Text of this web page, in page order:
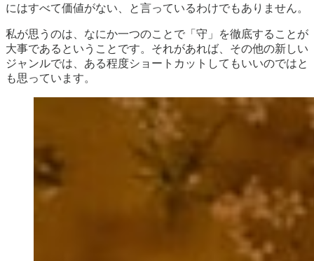
にはすべて価値がない、と言っているわけでもありません。
私が思うのは、なにか一つのことで「守」を徹底することが
大事であるということです。それがあれば、その他の新しい
ジャンルでは、ある程度ショートカットしてもいいのではと
も思っています。